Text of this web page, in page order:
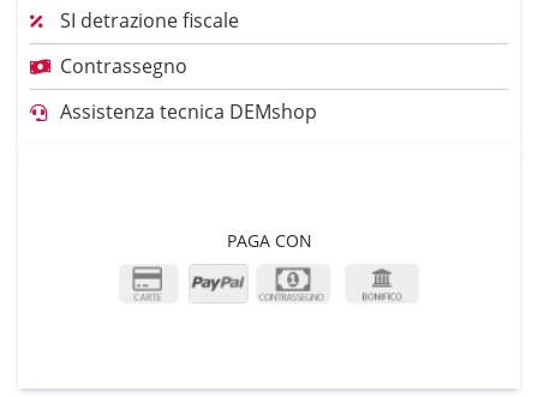
SI detrazione fiscale
Contrassegno
Assistenza tecnica DEMshop
PAGA CON